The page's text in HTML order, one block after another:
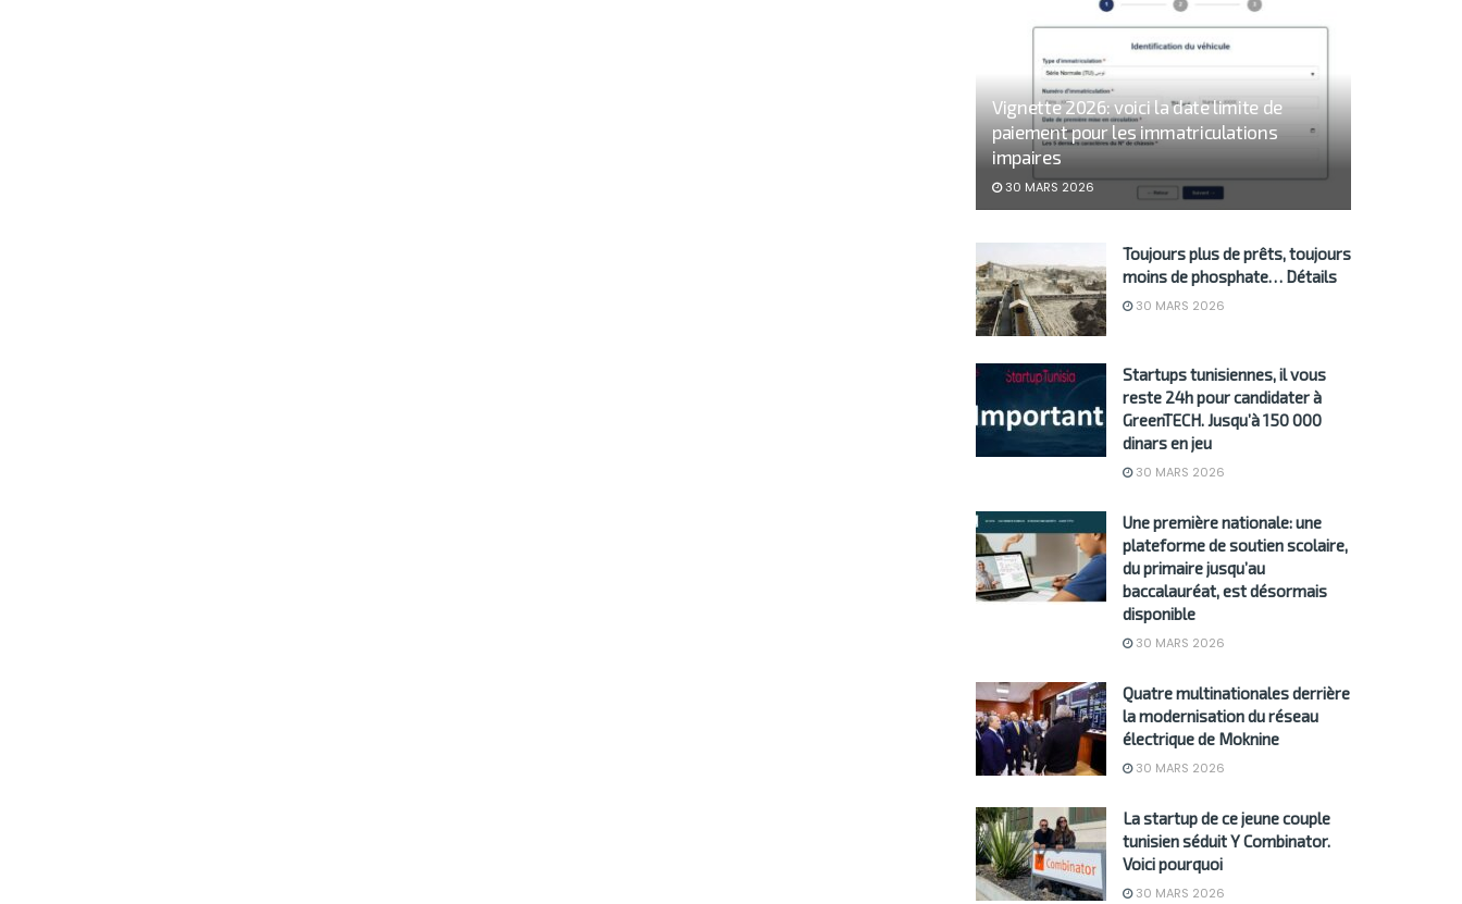
Vignette 2026: voici la date limite de
paiement pour les immatriculations
impaires
30 MARS 2026
Toujours plus de prêts, toujours
moins de phosphate… Détails
30 MARS 2026
Startups tunisiennes, il vous
reste 24h pour candidater à
GreenTECH. Jusqu’à 150 000
dinars en jeu
30 MARS 2026
Une première nationale: une
plateforme de soutien scolaire,
du primaire jusqu’au
baccalauréat, est désormais
disponible
30 MARS 2026
Quatre multinationales derrière
la modernisation du réseau
électrique de Moknine
30 MARS 2026
La startup de ce jeune couple
tunisien séduit Y Combinator.
Voici pourquoi
30 MARS 2026